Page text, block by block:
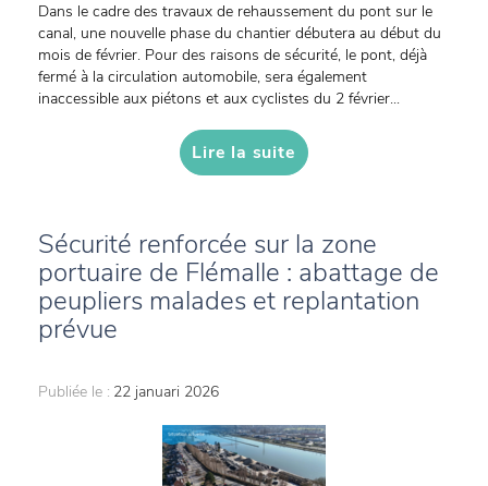
Dans le cadre des travaux de rehaussement du pont sur le
canal, une nouvelle phase du chantier débutera au début du
mois de février. Pour des raisons de sécurité, le pont, déjà
fermé à la circulation automobile, sera également
inaccessible aux piétons et aux cyclistes du 2 février...
Lire la suite
Sécurité renforcée sur la zone
portuaire de Flémalle : abattage de
peupliers malades et replantation
prévue
Publiée le : 22 januari 2026